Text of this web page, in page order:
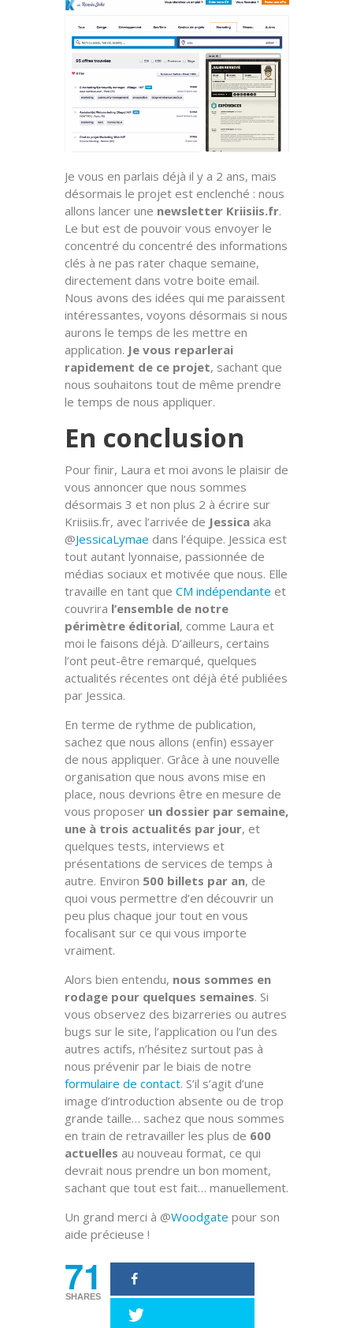
Je vous en parlais déjà il y a 2 ans, mais
désormais le projet est enclenché : nous
allons lancer une newsletter Kriisiis.fr.
Le but est de pouvoir vous envoyer le
concentré du concentré des informations
clés à ne pas rater chaque semaine,
directement dans votre boite email.
Nous avons des idées qui me paraissent
intéressantes, voyons désormais si nous
aurons le temps de les mettre en
application. Je vous reparlerai
rapidement de ce projet, sachant que
nous souhaitons tout de même prendre
le temps de nous appliquer.
En conclusion
Pour finir, Laura et moi avons le plaisir de
vous annoncer que nous sommes
désormais 3 et non plus 2 à écrire sur
Kriisiis.fr, avec l’arrivée de Jessicaaka
@JessicaLymae dans l’équipe. Jessica est
tout autant lyonnaise, passionnée de
médias sociaux et motivée que nous. Elle
travaille en tant que CM indépendante et
couvrira l’ensemble de notre
périmètre éditorial, comme Laura et
moi le faisons déjà. D’ailleurs, certains
l’ont peut-être remarqué, quelques
actualités récentes ont déjà été publiées
par Jessica.
En terme de rythme de publication,
sachez que nous allons (enfin) essayer
de nous appliquer. Grâce à une nouvelle
organisation que nous avons mise en
place, nous devrions être en mesure de
vous proposer un dossier par semaine,
une à trois actualités par jour, et
quelques tests, interviews et
présentations de services de temps à
autre. Environ 500 billets par an, de
quoi vous permettre d’en découvrir un
peu plus chaque jour tout en vous
focalisant sur ce qui vous importe
vraiment.
Alors bien entendu, nous sommes en
rodage pour quelques semaines. Si
vous observez des bizarreries ou autres
bugs sur le site, l’application ou l’un des
autres actifs, n’hésitez surtout pas à
nous prévenir par le biais de notre
formulaire de contact. S’il s’agit d’une
image d’introduction absente ou de trop
grande taille… sachez que nous sommes
en train de retravailler les plus de 600
actuelles au nouveau format, ce qui
devrait nous prendre un bon moment,
sachant que tout est fait… manuellement.
Un grand merci à @Woodgate pour son
aide précieuse !
71
SHARES